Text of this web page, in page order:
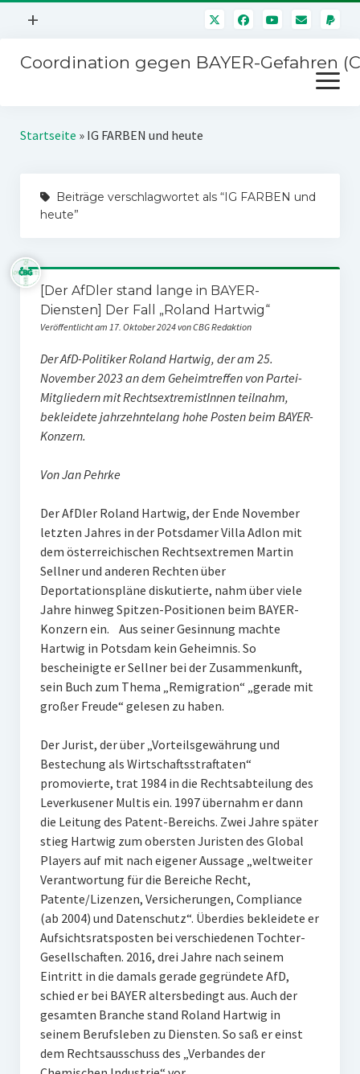
Menü
+
Mitmachen
Impressum
Coordination gegen BAYER-Gefahren
Menü
öffnen
Kampagnen
Stichwort BAYER
SPENDEN
Startseite » IG FARBEN und heute
Beiträge verschlagwortet als “IG FARBEN und
heute”
[Der AfDler stand lange in BAYER-
Diensten] Der Fall „Roland Hartwig“
Veröffentlicht am 17. Oktober 2024 von CBG Redaktion
Der AfD-Politiker Roland Hartwig, der am 25.
November 2023 an dem Geheimtreffen von Partei-
Mitgliedern mit RechtsextremistInnen teilnahm,
bekleidete jahrzehntelang hohe Posten beim BAYER-
Konzern.
Von Jan Pehrke
Der AfDler Roland Hartwig, der Ende November
letzten Jahres in der Potsdamer Villa Adlon mit
dem österreichischen Rechtsextremen Martin
Sellner und anderen Rechten über
Deportationspläne diskutierte, nahm über viele
Jahre hinweg Spitzen-Positionen beim BAYER-
Konzern ein. Aus seiner Gesinnung machte
Hartwig in Potsdam kein Geheimnis. So
bescheinigte er Sellner bei der Zusammenkunft,
sein Buch zum Thema „Remigration“ „gerade mit
großer Freude“ gelesen zu haben.
Der Jurist, der über „Vorteilsgewährung und
Bestechung als Wirtschaftsstraftaten“
promovierte, trat 1984 in die Rechtsabteilung des
Leverkusener Multis ein. 1997 übernahm er dann
die Leitung des Patent-Bereichs. Zwei Jahre später
stieg Hartwig zum obersten Juristen des Global
Players auf mit nach eigener Aussage „weltweiter
Verantwortung für die Bereiche Recht,
Patente/Lizenzen, Versicherungen, Compliance
(ab 2004) und Datenschutz“. Überdies bekleidete er
Aufsichtsratsposten bei verschiedenen Tochter-
Gesellschaften. 2016, drei Jahre nach seinem
Eintritt in die damals gerade gegründete AfD,
schied er bei BAYER altersbedingt aus. Auch der
gesamten Branche stand Roland Hartwig in
seinem Berufsleben zu Diensten. So saß er einst
dem Rechtsausschuss des „Verbandes der